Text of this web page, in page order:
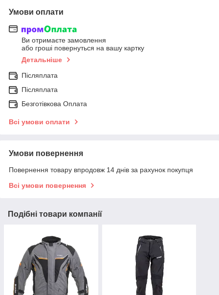
Умови оплати
Ви отримаєте замовлення
або гроші повернуться на вашу картку
Детальніше
Післяплата
Післяплата
Безготівкова Оплата
Всі умови оплати
Умови повернення
Повернення товару впродовж 14 днів за рахунок покупця
Всі умови повернення
Подібні товари компанії